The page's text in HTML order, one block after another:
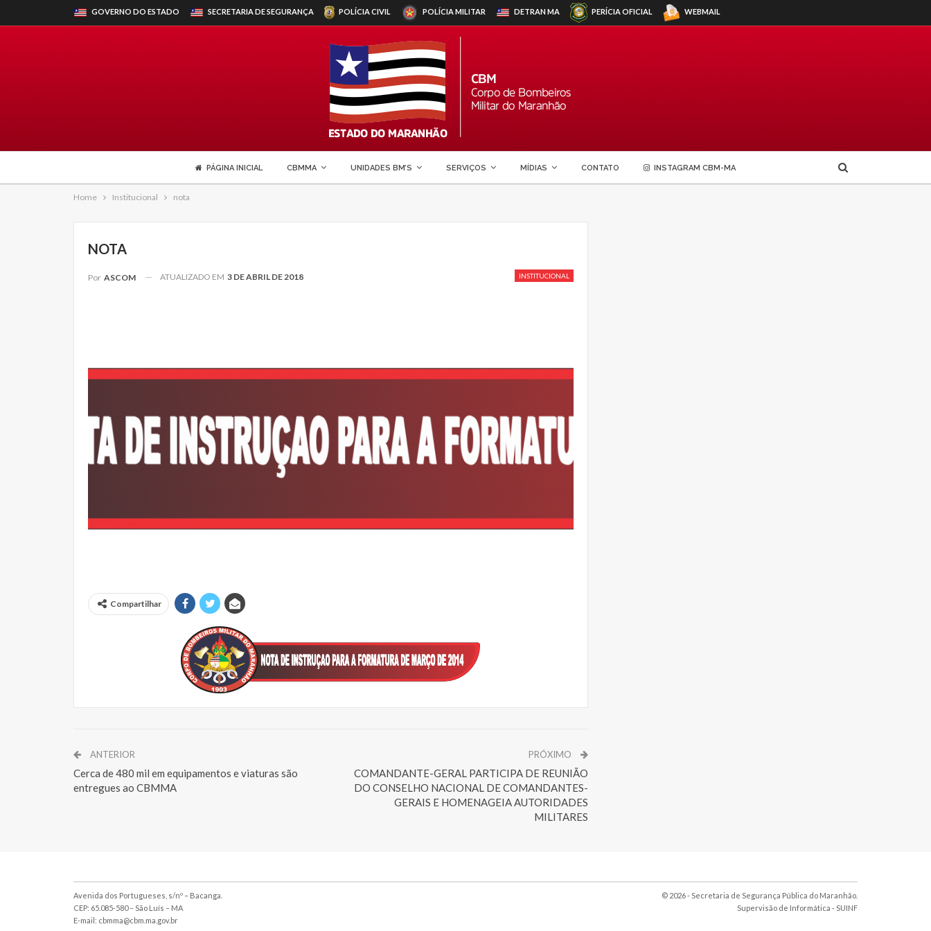
GOVERNO DO ESTADO SECRETARIA DE SEGURANÇA POLÍCIA CIVIL POLÍCIA MILITAR DETRANMA PERÍCIA OFICIAL WEBMAIL
PÁGINA INICIAL CBMMA UNIDADES BM’S SERVIÇOS MÍDIAS CONTATO INSTAGRAM CBM-MA
Home Institucional nota
NOTA
INSTITUCIONAL
Por ASCOM ATUALIZADO EM 3 DE ABRIL DE 2018
Compartilhar
ANTERIOR
Cerca de 480 mil em equipamentos e viaturas são
entregues ao CBMMA
PRÓXIMO
COMANDANTE-GERAL PARTICIPA DE REUNIÃO
DO CONSELHO NACIONAL DE COMANDANTES-
GERAIS E HOMENAGEIA AUTORIDADES
MILITARES
Avenida dos Portugueses, s/nº – Bacanga.
CEP: 65.085-580 – São Luís – MA
E-mail: cbmma@cbm.ma.gov.br
© 2026 - Secretaria de Segurança Pública do Maranhão.
Supervisão de Informática - SUINF